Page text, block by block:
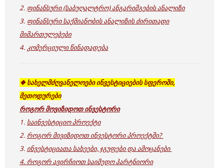
2. ფინანსური (საბუღალტრო) ანგარიშგების ანალიზი
3. ფინანსური საქმიანობის ანალიზის ძირითადი
მიმართულებები
4. კომერციული წინადადება
❖ სახელმძღვანელოები ინვესტიციების სფეროში,
მეთოდურები
როგორ მოვიზიდოთ ინვესტორი
1. საინვესტიციო პროექტი
2. როგორ მივიზიდოთ ინვესტორი პროექტში?
3. ინვესტიციათა სახეები, ჯგუფები და ამოცანები
4. როგორ ავირჩიოთ საიმედო პარტნიორი